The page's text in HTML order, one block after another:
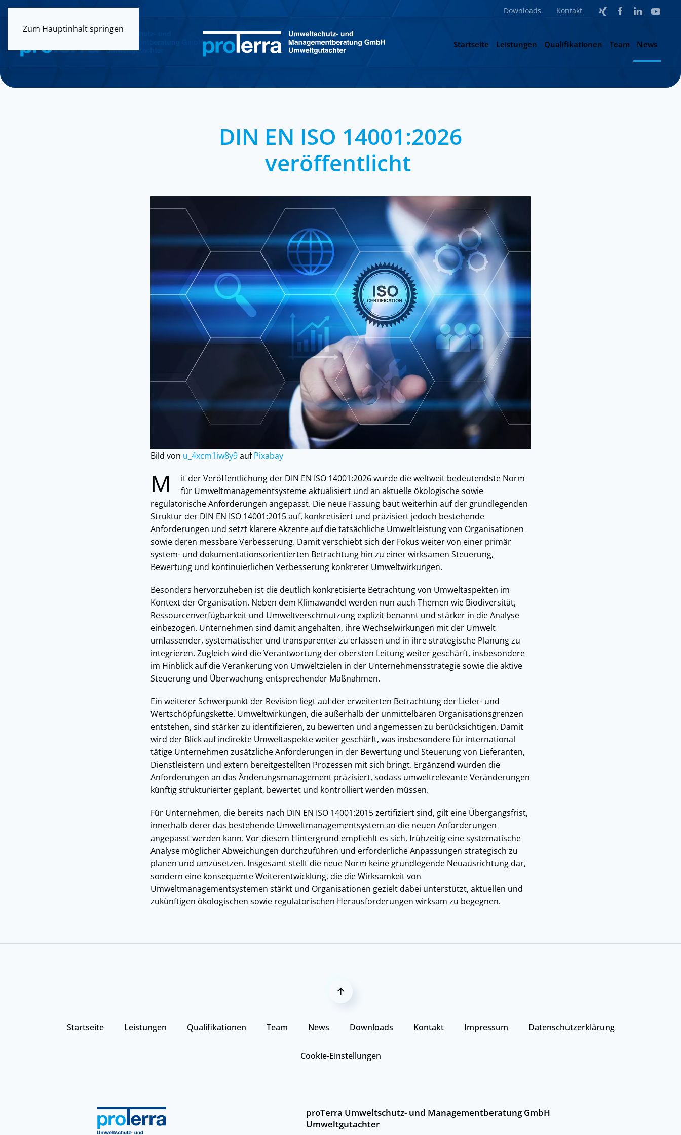
Zum Hauptinhalt springen
Downloads Kontakt
Startseite Leistungen Qualifikationen Team News
DIN EN ISO 14001:2026
veröffentlicht
Bild von u_4xcm1iw8y9aufPixabay
M
it der Veröffentlichung der DIN EN ISO 14001:2026 wurde die weltweit bedeutendste Norm
für Umweltmanagementsysteme aktualisiert und an aktuelle ökologische sowie
regulatorische Anforderungen angepasst. Die neue Fassung baut weiterhin auf der grundlegenden
Struktur der DIN EN ISO 14001:2015 auf, konkretisiert und präzisiert jedoch bestehende
Anforderungen und setzt klarere Akzente auf die tatsächliche Umweltleistung von Organisationen
sowie deren messbare Verbesserung. Damit verschiebt sich der Fokus weiter von einer primär
system- und dokumentationsorientierten Betrachtung hin zu einer wirksamen Steuerung,
Bewertung und kontinuierlichen Verbesserung konkreter Umweltwirkungen.
Besonders hervorzuheben ist die deutlich konkretisierte Betrachtung von Umweltaspekten im
Kontext der Organisation. Neben dem Klimawandel werden nun auch Themen wie Biodiversität,
Ressourcenverfügbarkeit und Umweltverschmutzung explizit benannt und stärker in die Analyse
einbezogen. Unternehmen sind damit angehalten, ihre Wechselwirkungen mit der Umwelt
umfassender, systematischer und transparenter zu erfassen und in ihre strategische Planung zu
integrieren. Zugleich wird die Verantwortung der obersten Leitung weiter geschärft, insbesondere
im Hinblick auf die Verankerung von Umweltzielen in der Unternehmensstrategie sowie die aktive
Steuerung und Überwachung entsprechender Maßnahmen.
Ein weiterer Schwerpunkt der Revision liegt auf der erweiterten Betrachtung der Liefer- und
Wertschöpfungskette. Umweltwirkungen, die außerhalb der unmittelbaren Organisationsgrenzen
entstehen, sind stärker zu identifizieren, zu bewerten und angemessen zu berücksichtigen. Damit
wird der Blick auf indirekte Umweltaspekte weiter geschärft, was insbesondere für international
tätige Unternehmen zusätzliche Anforderungen in der Bewertung und Steuerung von Lieferanten,
Dienstleistern und extern bereitgestellten Prozessen mit sich bringt. Ergänzend wurden die
Anforderungen an das Änderungsmanagement präzisiert, sodass umweltrelevante Veränderungen
künftig strukturierter geplant, bewertet und kontrolliert werden müssen.
Für Unternehmen, die bereits nach DIN EN ISO 14001:2015 zertifiziert sind, gilt eine Übergangsfrist,
innerhalb derer das bestehende Umweltmanagementsystem an die neuen Anforderungen
angepasst werden kann. Vor diesem Hintergrund empfiehlt es sich, frühzeitig eine systematische
Analyse möglicher Abweichungen durchzuführen und erforderliche Anpassungen strategisch zu
planen und umzusetzen. Insgesamt stellt die neue Norm keine grundlegende Neuausrichtung dar,
sondern eine konsequente Weiterentwicklung, die die Wirksamkeit von
Umweltmanagementsystemen stärkt und Organisationen gezielt dabei unterstützt, aktuellen und
zukünftigen ökologischen sowie regulatorischen Herausforderungen wirksam zu begegnen.
Startseite Leistungen Qualifikationen Team News Downloads Kontakt Impressum Datenschutzerklärung
Cookie-Einstellungen
proTerra Umweltschutz- und Managementberatung GmbH
Umweltgutachter